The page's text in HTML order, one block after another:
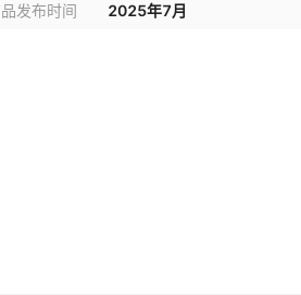
发布时间
2025年7月